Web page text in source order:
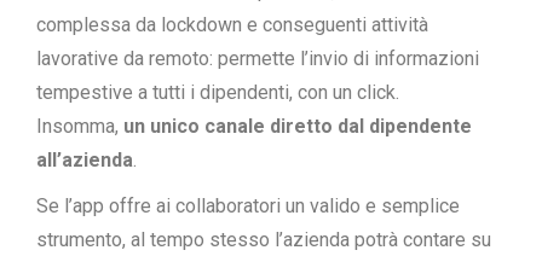
complessa da lockdown e conseguenti attività
lavorative da remoto: permette l’invio di informazioni
tempestive a tutti i dipendenti, con un click.
Insomma, un unico canale diretto dal dipendente
all’azienda
Se l’app offre ai collaboratori un valido e semplice
strumento, al tempo stesso l’azienda potrà contare su